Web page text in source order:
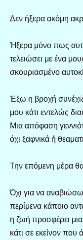
Δεν ήξερα ακόμη
Ήξερα μόνο πως
τελειώσει με ένα
σκουριασμένο
Έξω η βροχή
μου κάτι εντελώς
Μια απόφαση
όχι ξαφνικά ή
Την επόμενη μέρα
Όχι για να
περίμενα κάποιο
η ζωή προσφέρει
κάτι σε εκείνον